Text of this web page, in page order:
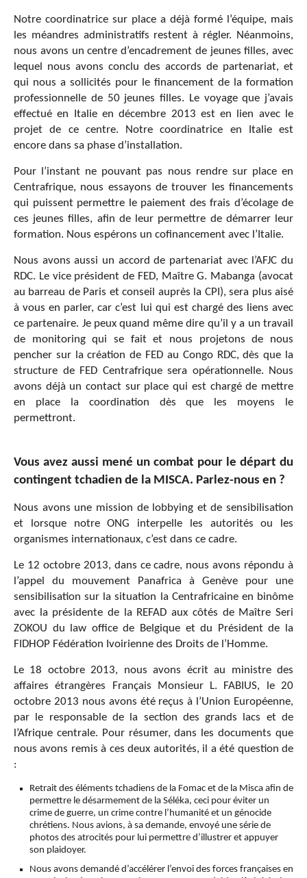
Notre coordinatrice sur place a déjà formé l’équipe, mais
les méandres administratifs restent à régler. Néanmoins,
nous avons un centre d’encadrement de jeunes filles, avec
lequel nous avons conclu des accords de partenariat, et
qui nous a sollicités pour le financement de la formation
professionnelle de 50 jeunes filles. Le voyage que j’avais
effectué en Italie en décembre 2013 est en lien avec le
projet de ce centre. Notre coordinatrice en Italie est
encore dans sa phase d’installation.
Pour l’instant ne pouvant pas nous rendre sur place en
Centrafrique, nous essayons de trouver les financements
qui puissent permettre le paiement des frais d’écolage de
ces jeunes filles, afin de leur permettre de démarrer leur
formation. Nous espérons un cofinancement avec l’Italie.
Nous avons aussi un accord de partenariat avec l’AFJC du
RDC. Le vice président de FED, Maître G. Mabanga (avocat
au barreau de Paris et conseil auprès la CPI), sera plus aisé
à vous en parler, car c’est lui qui est chargé des liens avec
ce partenaire. Je peux quand même dire qu’il y a un travail
de monitoring qui se fait et nous projetons de nous
pencher sur la création de FED au Congo RDC, dès que la
structure de FED Centrafrique sera opérationnelle. Nous
avons déjà un contact sur place qui est chargé de mettre
en place la coordination dès que les moyens le
permettront.
Vous avez aussi mené un combat pour le départ du
contingent tchadien de la MISCA. Parlez-nous en ?
Nous avons une mission de lobbying et de sensibilisation
et lorsque notre ONG interpelle les autorités ou les
organismes internationaux, c’est dans ce cadre.
Le 12 octobre 2013, dans ce cadre, nous avons répondu à
l’appel du mouvement Panafrica à Genève pour une
sensibilisation sur la situation la Centrafricaine en binôme
avec la présidente de la REFAD aux côtés de Maître Seri
ZOKOU du law office de Belgique et du Président de la
FIDHOP Fédération Ivoirienne des Droits de l’Homme.
Le 18 octobre 2013, nous avons écrit au ministre des
affaires étrangères Français Monsieur L. FABIUS, le 20
octobre 2013 nous avons été reçus à l’Union Européenne,
par le responsable de la section des grands lacs et de
l’Afrique centrale. Pour résumer, dans les documents que
nous avons remis à ces deux autorités, il a été question de
:
Retrait des éléments tchadiens de la Fomac et de la Misca afin de
permettre le désarmement de la Séléka, ceci pour éviter un
crime de guerre, un crime contre l’humanité et un génocide
chrétiens. Nous avions, à sa demande, envoyé une série de
photos des atrocités pour lui permettre d’illustrer et appuyer
son plaidoyer.
Nous avons demandé d’accélérer l’envoi des forces françaises en